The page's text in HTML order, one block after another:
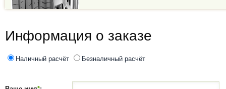
Информация о заказе
Наличный расчёт Безналичный расчёт